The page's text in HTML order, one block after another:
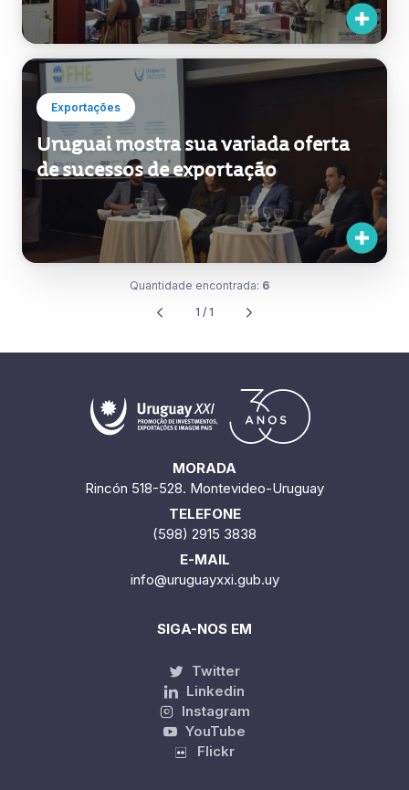
Exportações
Uruguai mostra sua variada oferta
de sucessos de exportação
Quantidade encontrada: 6
1 / 1
MORADA
Rincón 518-528. Montevideo-Uruguay
TELEFONE
(598) 2915 3838
E-MAIL
info@uruguayxxi.gub.uy
SIGA-NOS EM
Twitter
Linkedin
Instagram
YouTube
Flickr